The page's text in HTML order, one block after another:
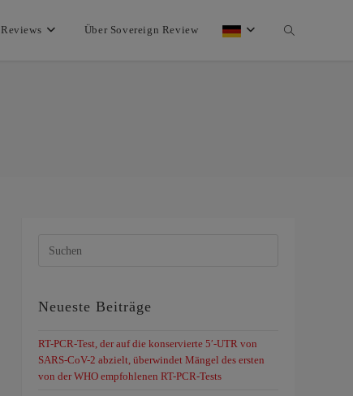
Reviews Über Sovereign Review
Neueste Beiträge
RT-PCR-Test, der auf die konservierte 5′-UTR von
SARS-CoV-2 abzielt, überwindet Mängel des ersten
von der WHO empfohlenen RT-PCR-Tests